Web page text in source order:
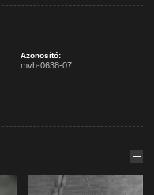
Azonosító:
mvh-0638-07